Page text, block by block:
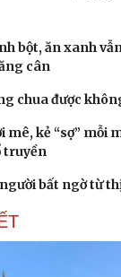
bột, ăn xanh
cân
chua được
mê, kẻ “sợ” mỗi
truyền
bất ngờ từ